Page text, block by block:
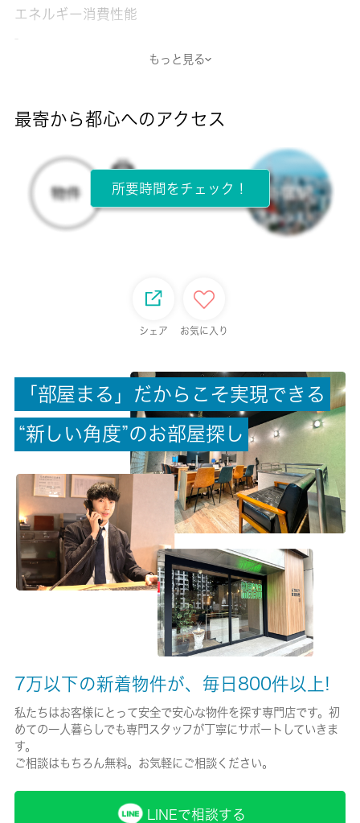
エネルギー消費性能
-
所在階
1階 / 2階建
償却/敷引
-/-
権利金/雑費
-/-
総戸数
12戸
現状/入居可能日
保険加入/料金
有/26680円
保険名/保険期間
-/2年
もっと見る
最寄から都心へのアクセス
所要時間をチェック！
シェア お気に入り
「 部屋 ま る 」 だ か ら こ そ実現で き る
“新 し い角 度”のお部屋探 し
7万以下の新着物件が、毎日800件以上!
私たちはお客様にとって安全で安心な物件を探す専門店です。初
めての一人暮らしでも専門スタッフが丁寧にサポートしていきま
す。
ご相談はもちろん無料。お気軽にご相談ください。
LINEで相談する